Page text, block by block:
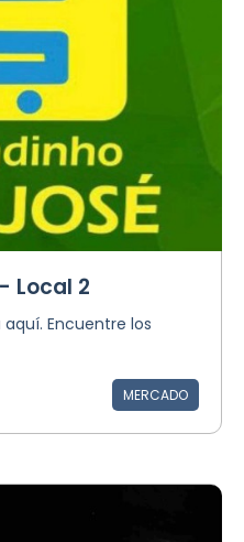
Local 2
Encuentre los
MERCADO